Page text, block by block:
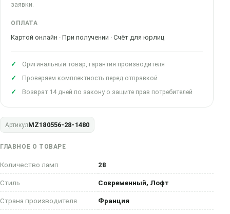
АртикулMZ180556-28-1480
ГЛАВНОЕ О ТОВАРЕ
Количество ламп 28
Стиль Современный, Лофт
Страна производителя Франция
заявки.
ОПЛАТА
Картой онлайн · При получении · Счёт для юрлиц
Оригинальный товар, гарантия производителя
Проверяем комплектность перед отправкой
Возврат 14 дней по закону о защите прав потребителей